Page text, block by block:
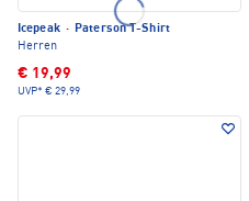
Icepeak · Paterson T-Shirt
Herren
€ 19,99
UVP* € 29,99